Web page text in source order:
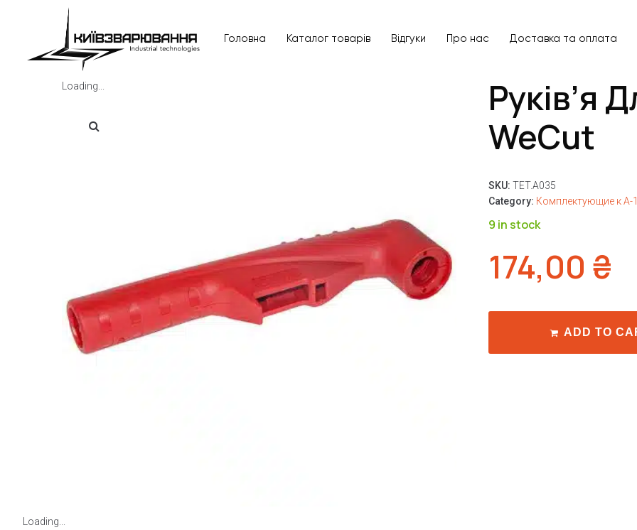
Головна Каталог товарів Відгуки Про нас Доставка та оплата
Loading...
Руків’я
WeCut
SKU: TET.A035
Category: Комплектующие к A-
9 in stock
174,00 ₴
ADD TO
Loading...
Головна
Каталог товарів
Контакти